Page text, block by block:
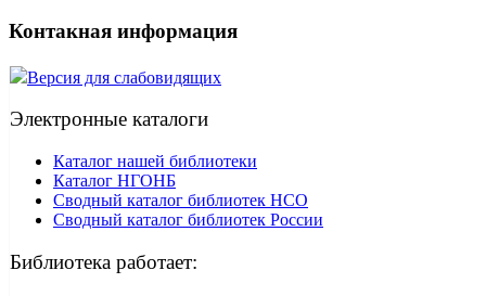
Контакная информация
Версия для слабовидящих
Электронные каталоги
Каталог нашей библиотеки
Каталог НГОНБ
Сводный каталог библиотек НСО
Сводный каталог библиотек России
Библиотека работает: